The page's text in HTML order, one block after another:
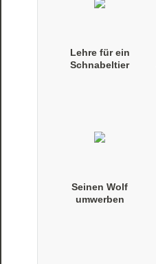
Lehre für ein
Schnabeltier
Seinen Wolf
umwerben